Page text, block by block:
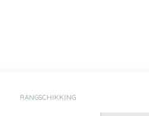
RANGSCHIKKING